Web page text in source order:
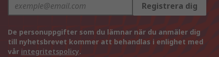
Registrera dig
De personuppgifter som du lämnar när du anmäler dig
till nyhetsbrevet kommer att behandlas i enlighet med
vår integritetspolicy.